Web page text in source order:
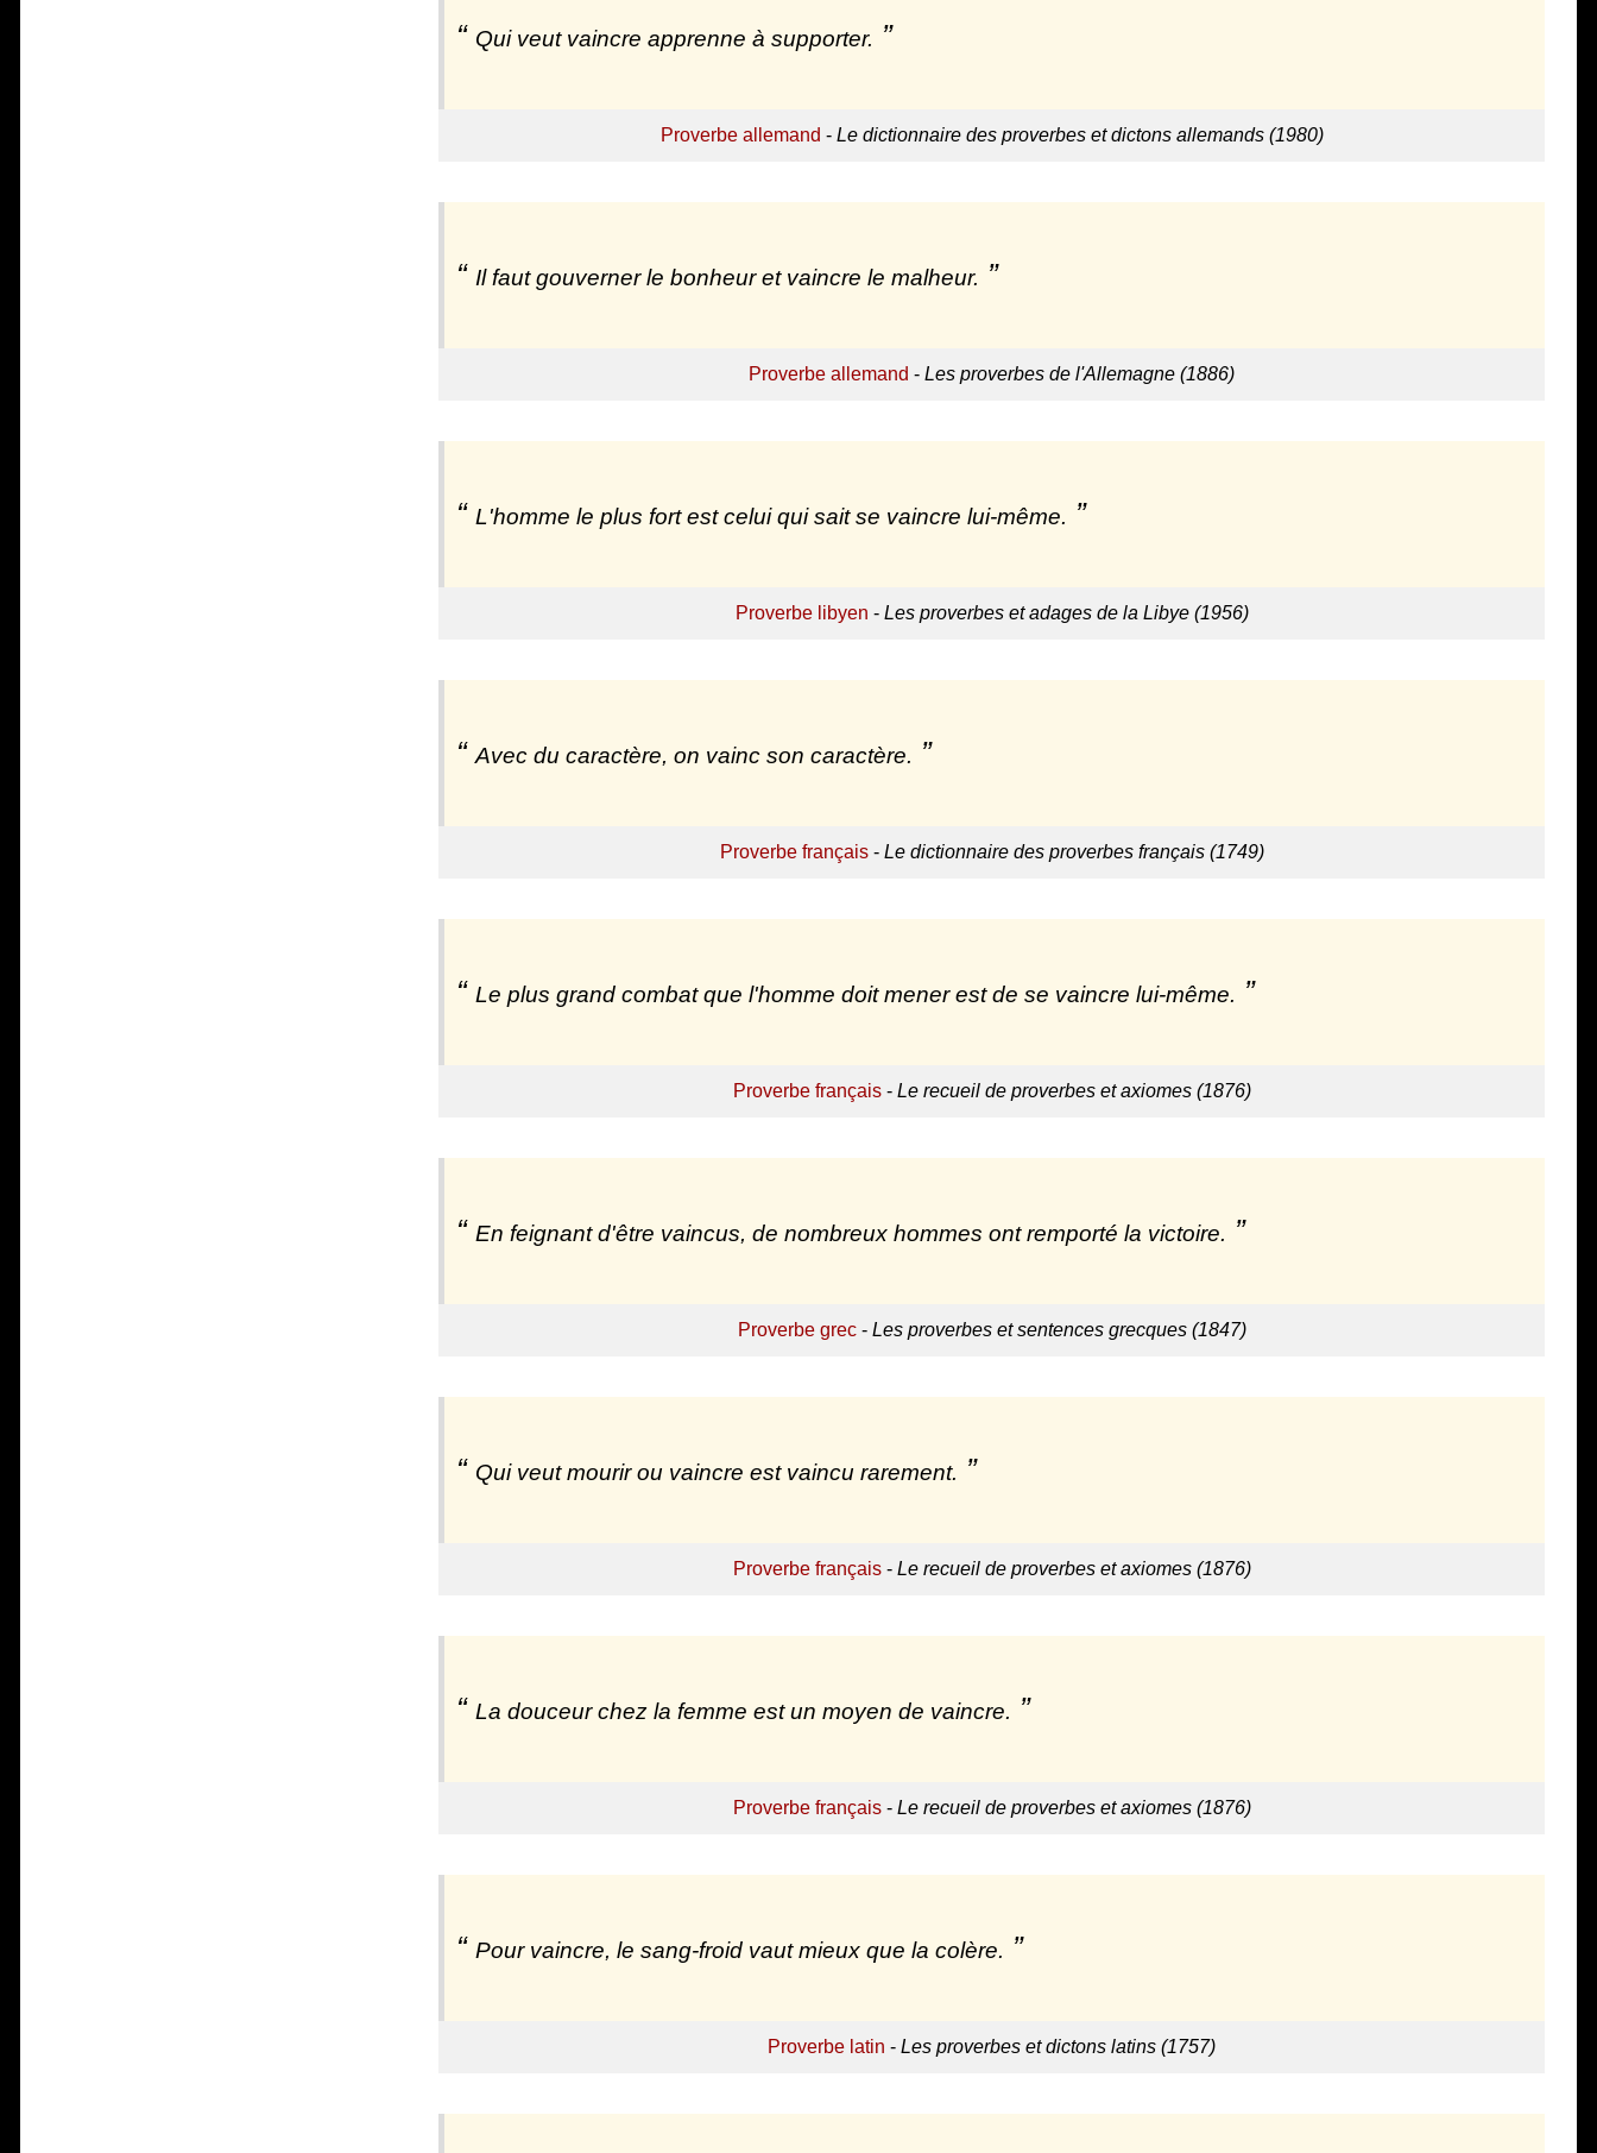
Qui veut vaincre apprenne à supporter.
Proverbe allemand - Le dictionnaire des proverbes et dictons allemands (1980)
Il faut gouverner le bonheur et vaincre le malheur.
Proverbe allemand - Les proverbes de l'Allemagne (1886)
L'homme le plus fort est celui qui sait se vaincre lui-même.
Proverbe libyen - Les proverbes et adages de la Libye (1956)
Avec du caractère, on vainc son caractère.
Proverbe français- Le dictionnaire des proverbes français (1749)
Le plus grand combat que l'homme doit mener est de se vaincre lui-même.
Proverbe français- Le recueil de proverbes et axiomes (1876)
En feignant d'être vaincus, de nombreux hommes ont remporté la victoire.
Proverbe grec- Les proverbes et sentences grecques (1847)
Qui veut mourir ou vaincre est vaincu rarement.
Proverbe français- Le recueil de proverbes et axiomes (1876)
La douceur chez la femme est un moyen de vaincre.
Proverbe français- Le recueil de proverbes et axiomes (1876)
Pour vaincre, le sang-froid vaut mieux que la colère.
Proverbe latin - Les proverbes et dictons latins (1757)